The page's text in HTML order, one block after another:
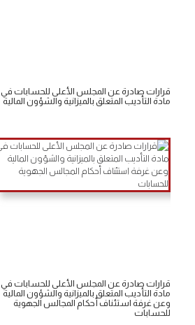
قرارات صادرة عن المجلس الأعلى للحسابات في
مادة التأديب المتعلق بالميزانية والشؤون المالية
قرارات صادرة عن المجلس الأعلى للحسابات في
مادة التأديب المتعلق بالميزانية والشؤون المالية
وعن غرفة استئناف أحكام المجالس الجهوية
للحسابات